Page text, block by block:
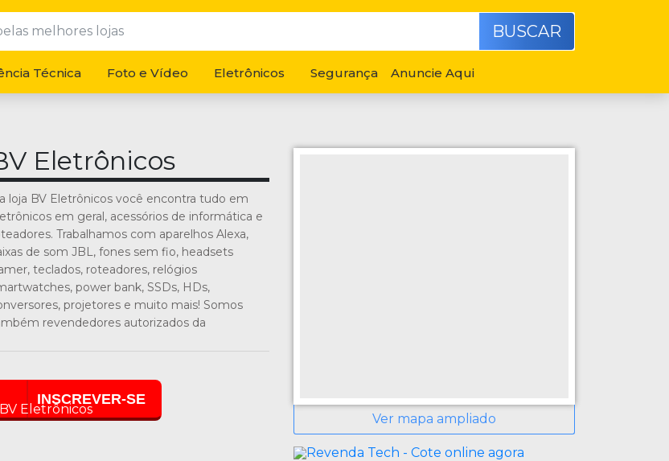
BUSCAR
Técnica Foto e Vídeo Eletrônicos Segurança Anuncie Aqui
Eletrônicos
loja BV Eletrônicos você encontra tudo em
em geral, acessórios de informática e
Trabalhamos com aparelhos Alexa,
de som JBL, fones sem fio, headsets
teclados, roteadores, relógios
power bank, SSDs, HDs,
projetores e muito mais! Somos
revendedores autorizados da
INSCREVER-SE
Ver mapa ampliado